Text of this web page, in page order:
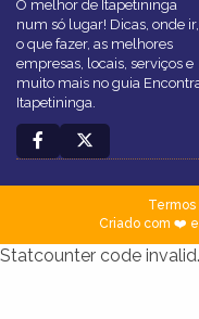
O melhor de Itapetininga
num só lugar! Dicas, onde ir,
o que fazer, as melhores
empresas, locais, serviços e
muito mais no guia
Itapetininga.
Termos|
Criado com ❤️ e
Statcounter code